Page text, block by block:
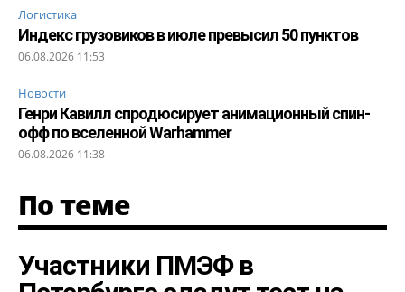
Логистика
Индекс грузовиков в июле превысил 50 пунктов
06.08.2026 11:53
Новости
Генри Кавилл спродюсирует анимационный спин-
офф по вселенной Warhammer
06.08.2026 11:38
По теме
Участники ПМЭФ в